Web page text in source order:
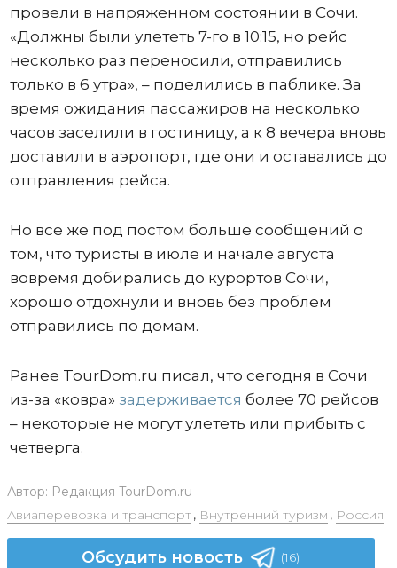
провели в напряженном состоянии в Сочи.
«Должны были улететь 7-го в 10:15, но рейс
несколько раз переносили, отправились
только в 6 утра», – поделились в паблике. За
время ожидания пассажиров на несколько
часов заселили в гостиницу, а к 8 вечера вновь
доставили в аэропорт, где они и оставались до
отправления рейса.
Но все же под постом больше сообщений о
том, что туристы в июле и начале августа
вовремя добирались до курортов Сочи,
хорошо отдохнули и вновь без проблем
отправились по домам.
Ранее TourDom.ru писал, что сегодня в Сочи
из-за «ковра» задерживается более 70 рейсов
– некоторые не могут улететь или прибыть с
четверга.
Автор: Редакция TourDom.ru
Авиаперевозка и транспорт, Внутренний туризм , Россия
Обсудить новость (16)